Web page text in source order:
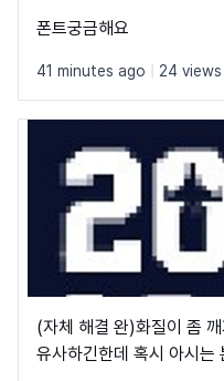
폰트궁금해요
41 minutes ago 24 views
(자체 해결 완)화질이 좀
유사하긴한데 혹시 아시는